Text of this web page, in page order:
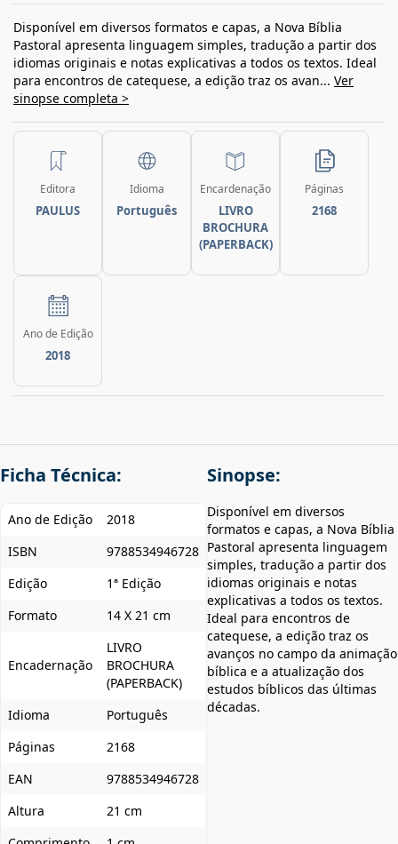
Disponível em diversos formatos e capas, a Nova Bíblia
Pastoral apresenta linguagem simples, tradução a partir dos
idiomas originais e notas explicativas a todos os textos. Ideal
para encontros de catequese, a edição traz os avan... Ver
sinopse completa >
Editora
PAULUS
Idioma
Português
Encardenação
LIVRO
BROCHURA
(PAPERBACK)
Páginas
2168
Ano de Edição
2018
Ficha Técnica:
Ano de Edição
2018
ISBN
9788534946728
Edição
1ª Edição
Formato
14 X 21 cm
Encadernação
LIVRO
BROCHURA
(PAPERBACK)
Idioma
Português
Páginas
2168
EAN
9788534946728
Altura
21 cm
Sinopse:
Disponível em diversos
formatos e capas, a Nova Bíblia
Pastoral apresenta linguagem
simples, tradução a partir dos
idiomas originais e notas
explicativas a todos os textos.
Ideal para encontros de
catequese, a edição traz os
avanços no campo da animação
bíblica e a atualização dos
estudos bíblicos das últimas
décadas.